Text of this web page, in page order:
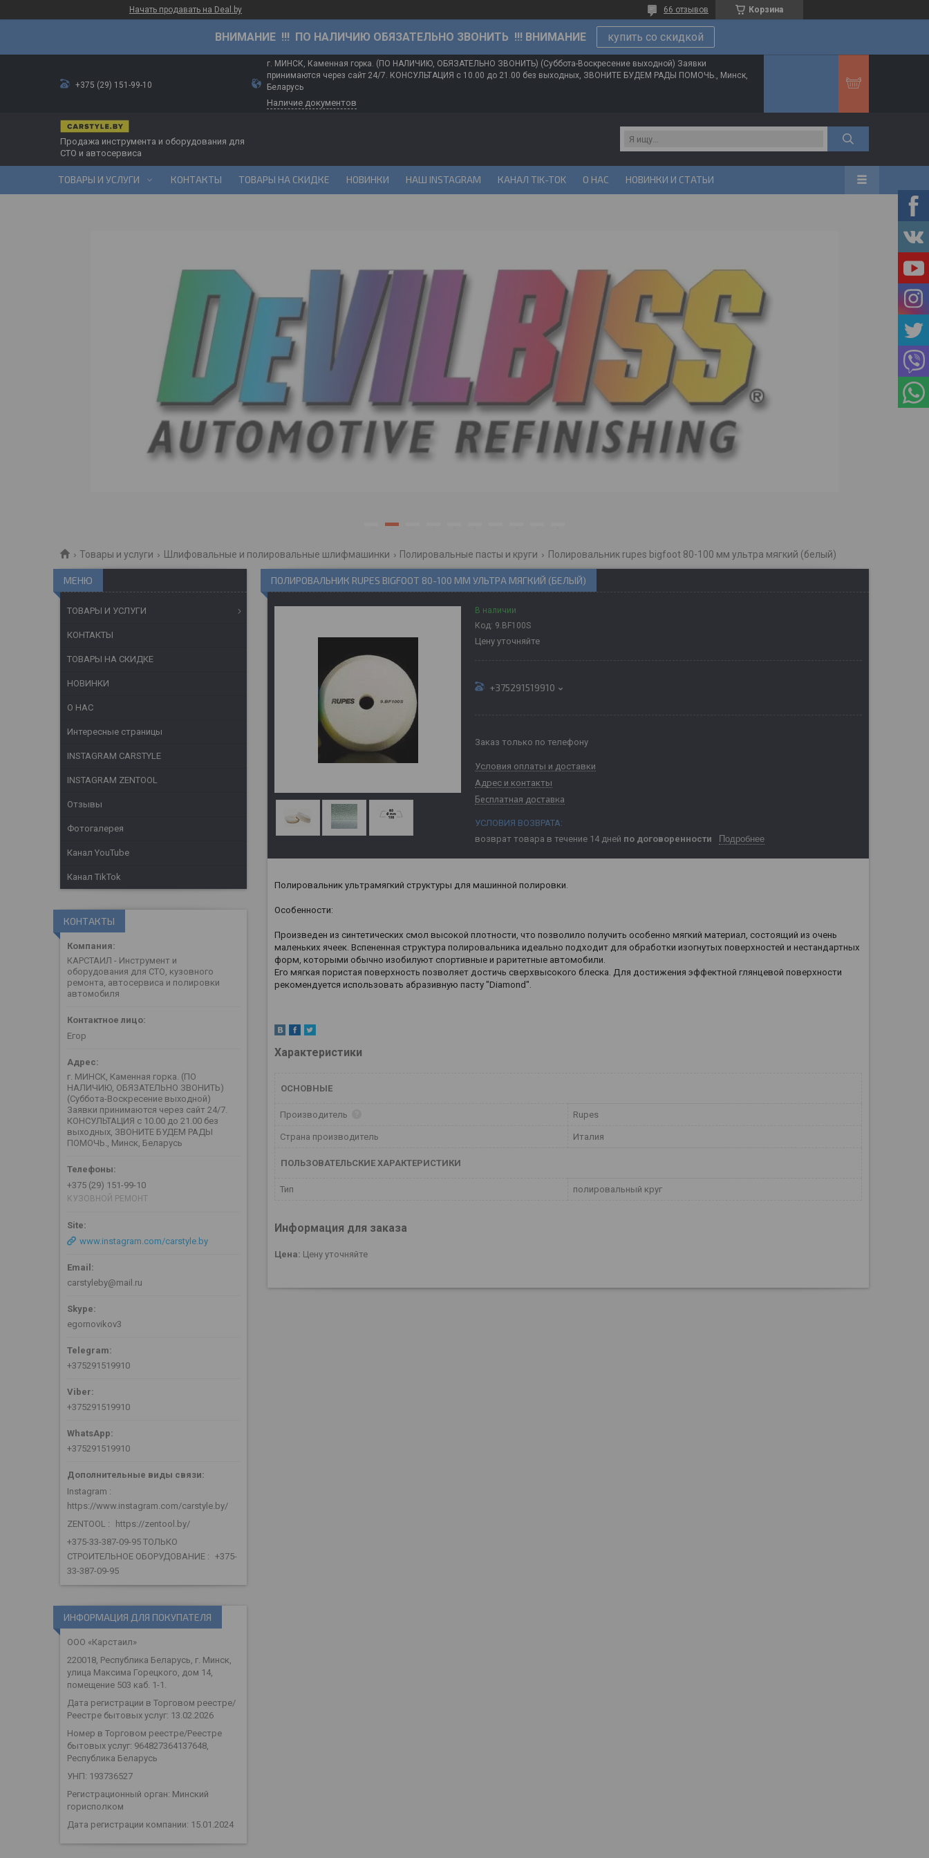
Начать продавать на Deal.by Корзина
66 отзывов
ВНИМАНИЕ !!! ПО НАЛИЧИЮ ОБЯЗАТЕЛЬНО ЗВОНИТЬ !!! ВНИМАНИЕ купить со скидкой
+375 (29) 151-99-10
г. МИНСК, Каменная горка. (ПО НАЛИЧИЮ, ОБЯЗАТЕЛЬНО ЗВОНИТЬ) (Суббота-Воскресение выходной) Заявки
принимаются через сайт 24/7. КОНСУЛЬТАЦИЯ с 10.00 до 21.00 без выходных, ЗВОНИТЕ БУДЕМ РАДЫ ПОМОЧЬ., Минск,
Беларусь
Наличие документов
Продажа инструмента и оборудования для
СТО и автосервиса
ТОВАРЫ И УСЛУГИ КОНТАКТЫ ТОВАРЫ НА СКИДКЕ НОВИНКИ НАШ INSTAGRAM КАНАЛ TIK-TOK О НАС НОВИНКИ И СТАТЬИ
Товары и услуги Шлифовальные и полировальные шлифмашинки Полировальные пасты и круги Полировальник rupes bigfoot 80-100 мм ультра мягкий (белый)
ПОЛИРОВАЛЬНИК RUPES BIGFOOT 80-100 ММ УЛЬТРА МЯГКИЙ (БЕЛЫЙ)
В наличии
Код: 9.BF100S
Цену уточняйте
+375291519910
Заказ только по телефону
Условия оплаты и доставки
Адрес и контакты
Бесплатная доставка
возврат товара в течение 14 дней по договоренности Подробнее
Полировальник ультрамягкий структуры для машинной полировки.
Особенности:
Произведен из синтетических смол высокой плотности, что позволило получить особенно мягкий материал, состоящий из очень
маленьких ячеек. Вспененная структура полировальника идеально подходит для обработки изогнутых поверхностей и нестандартных
форм, которыми обычно изобилуют спортивные и раритетные автомобили.
Его мягкая пористая поверхность позволяет достичь сверхвысокого блеска. Для достижения эффектной глянцевой поверхности
рекомендуется использовать абразивную пасту "Diamond".
Характеристики
ОСНОВНЫЕ
Производитель Rupes
Страна производитель Италия
ПОЛЬЗОВАТЕЛЬСКИЕ ХАРАКТЕРИСТИКИ
Тип полировальный круг
Информация для заказа
Цена: Цену уточняйте
ТОВАРЫ И УСЛУГИ
КОНТАКТЫ
ТОВАРЫ НА СКИДКЕ
НОВИНКИ
О НАС
Интересные страницы
INSTAGRAM CARSTYLE
INSTAGRAM ZENTOOL
Отзывы
Фотогалерея
Канал YouTube
Канал TikTok
КОНТАКТЫ
КАРСТАИЛ - Инструмент и
оборудования для СТО, кузовного
ремонта, автосервиса и полировки
автомобиля
Егор
г. МИНСК, Каменная горка. (ПО
НАЛИЧИЮ, ОБЯЗАТЕЛЬНО ЗВОНИТЬ)
(Суббота-Воскресение выходной)
Заявки принимаются через сайт 24/7.
КОНСУЛЬТАЦИЯ с 10.00 до 21.00 без
выходных, ЗВОНИТЕ БУДЕМ РАДЫ
ПОМОЧЬ., Минск, Беларусь
+375 (29) 151-99-10
КУЗОВНОЙ РЕМОНТ
www.instagram.com/carstyle.by
carstyleby@mail.ru
egornovikov3
+375291519910
+375291519910
+375291519910
Instagram
https://www.instagram.com/carstyle.by/
ZENTOOL
https://zentool.by/
+375-33-387-09-95 ТОЛЬКО
СТРОИТЕЛЬНОЕ ОБОРУДОВАНИЕ
+375-
33-387-09-95
ИНФОРМАЦИЯ ДЛЯ ПОКУПАТЕЛЯ
ООО «Карстаил»
220018, Республика Беларусь, г. Минск,
улица Максима Горецкого, дом 14,
помещение 503 каб. 1-1.
Дата регистрации в Торговом реестре/
Реестре бытовых услуг: 13.02.2026
Номер в Торговом реестре/Реестре
бытовых услуг: 964827364137648,
Республика Беларусь
УНП: 193736527
Регистрационный орган: Минский
горисполком
Дата регистрации компании: 15.01.2024